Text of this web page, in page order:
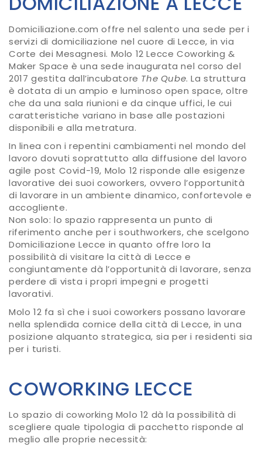
Domiciliazione.com offre nel salento una sede per i
servizi di domiciliazione nel cuore di Lecce, in via
Corte dei Mesagnesi. Molo 12 Lecce Coworking &
Maker Space è una sede inaugurata nel corso del
2017 gestita dall’incubatore The Qube. La struttura
è dotata di un ampio e luminoso open space, oltre
che da una sala riunioni e da cinque uffici, le cui
caratteristiche variano in base alle postazioni
disponibili e alla metratura.
In linea con i repentini cambiamenti nel mondo del
lavoro dovuti soprattutto alla diffusione del lavoro
agile post Covid-19, Molo 12 risponde alle esigenze
lavorative dei suoi coworkers, ovvero l’opportunità
di lavorare in un ambiente dinamico, confortevole e
accogliente.
Non solo: lo spazio rappresenta un punto di
riferimento anche per i southworkers, che scelgono
Domiciliazione Lecce in quanto offre loro la
possibilità di visitare la città di Lecce e
congiuntamente dà l’opportunità di lavorare, senza
perdere di vista i propri impegni e progetti
lavorativi.
Molo 12 fa sì che i suoi coworkers possano lavorare
nella splendida cornice della città di Lecce, in una
posizione alquanto strategica, sia per i residenti sia
per i turisti.
COWORKING LECCE
Lo spazio di coworking Molo 12 dà la possibilità di
scegliere quale tipologia di pacchetto risponde al
meglio alle proprie necessità: